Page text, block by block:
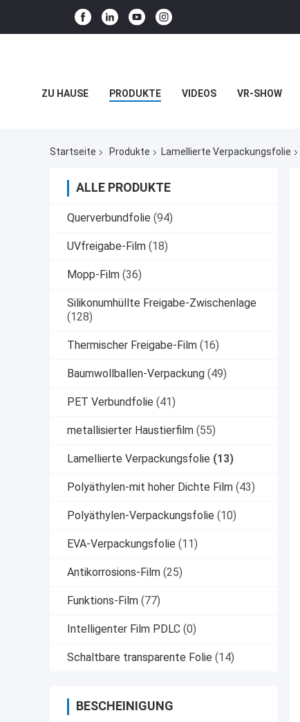
ZU HAUSE PRODUKTE VIDEOS VR-SHOW
Startseite Produkte Lamellierte Verpackungsfolie
ALLE PRODUKTE
Querverbundfolie (94)
UVfreigabe-Film (18)
Mopp-Film (36)
Silikonumhüllte Freigabe-Zwischenlage
(128)
Thermischer Freigabe-Film (16)
Baumwollballen-Verpackung (49)
PET Verbundfolie (41)
metallisierter Haustierfilm (55)
Lamellierte Verpackungsfolie (13)
Polyäthylen-mit hoher Dichte Film (43)
Polyäthylen-Verpackungsfolie (10)
EVA-Verpackungsfolie (11)
Antikorrosions-Film (25)
Funktions-Film (77)
Intelligenter Film PDLC (0)
Schaltbare transparente Folie (14)
BESCHEINIGUNG